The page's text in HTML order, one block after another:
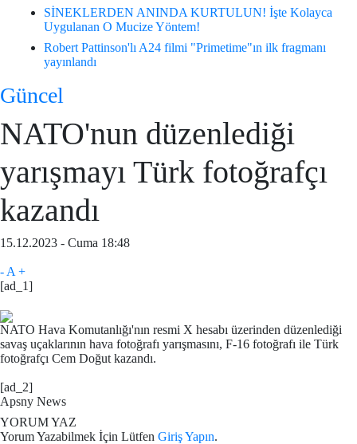
SİNEKLERDEN ANINDA KURTULUN! İşte Kolayca
Uygulanan O Mucize Yöntem!
Robert Pattinson'lı A24 filmi "Primetime"ın ilk fragmanı
yayınlandı
Güncel
NATO'nun düzenlediği
yarışmayı Türk fotoğrafçı
kazandı
15.12.2023 - Cuma 18:48
- A +
[ad_1]
NATO Hava Komutanlığı'nın resmi X hesabı üzerinden düzenlediği
savaş uçaklarının hava fotoğrafı yarışmasını, F-16 fotoğrafı ile Türk
fotoğrafçı Cem Doğut kazandı.
[ad_2]
Apsny News
YORUM YAZ
Yorum Yazabilmek İçin Lütfen Giriş Yapın.